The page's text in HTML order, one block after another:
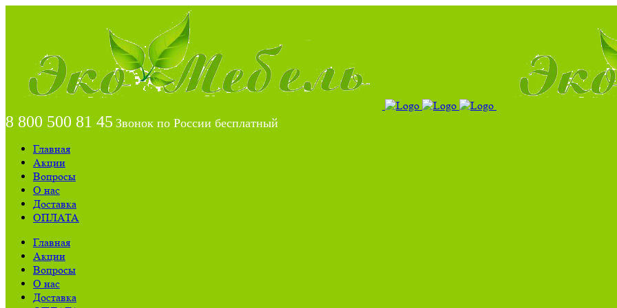
8 800 500 81 45 Звонок по России бесплатный
Главная
Акции
Вопросы
О нас
Доставка
ОПЛАТА
Главная
Акции
Вопросы
О нас
Доставка